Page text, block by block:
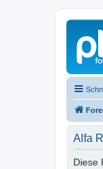
Alfa
Diese